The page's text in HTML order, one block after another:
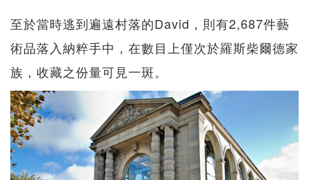
至於當時逃到遍遠村落的David，則有2,687件藝
術品落入納粹手中，在數目上僅次於羅斯柴爾德家
族，收藏之份量可見一斑。